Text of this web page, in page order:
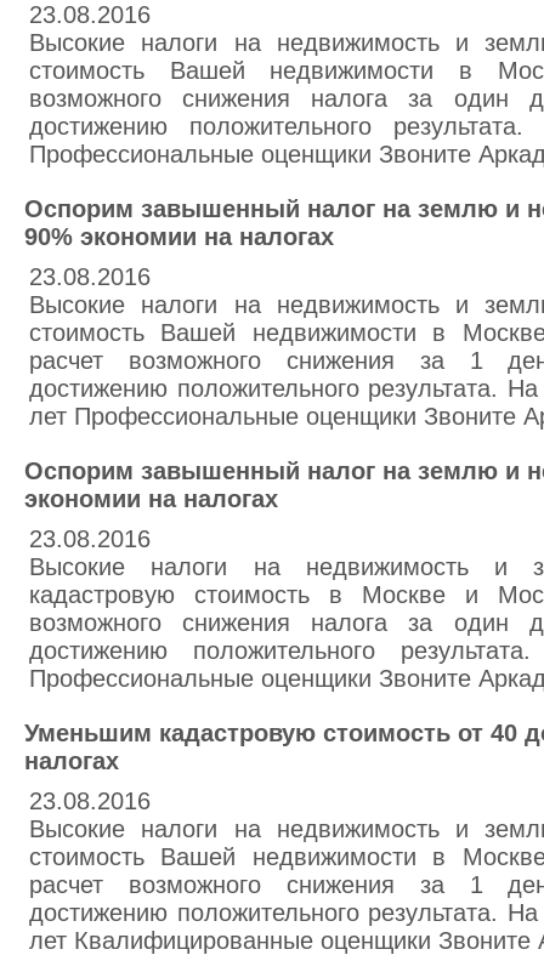
23.08.2016
Высокие налоги на недвижимость и
стоимость Вашей недвижимости в
возможного снижения налога за один
достижению положительного
Профессиональные оценщики Звоните
Оспорим завышенный налог на землю и
90% экономии на налогах
23.08.2016
Высокие налоги на недвижимость и
стоимость Вашей недвижимости в
расчет возможного снижения за 1
достижению положительного результата.
лет Профессиональные оценщики Звоните
Оспорим завышенный налог на землю и
экономии на налогах
23.08.2016
Высокие налоги на недвижимость и
кадастровую стоимость в Москве и
возможного снижения налога за один
достижению положительного
Профессиональные оценщики Звоните
Уменьшим кадастровую стоимость от 40
налогах
23.08.2016
Высокие налоги на недвижимость и
стоимость Вашей недвижимости в
расчет возможного снижения за 1
достижению положительного результата.
лет Квалифицированные оценщики Звоните